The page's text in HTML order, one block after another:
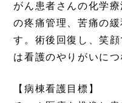
がん患者さんの化学
の疼痛管理、苦痛の
す。術後回復し、笑
は看護のやりがいにつ
【病棟看護目標】